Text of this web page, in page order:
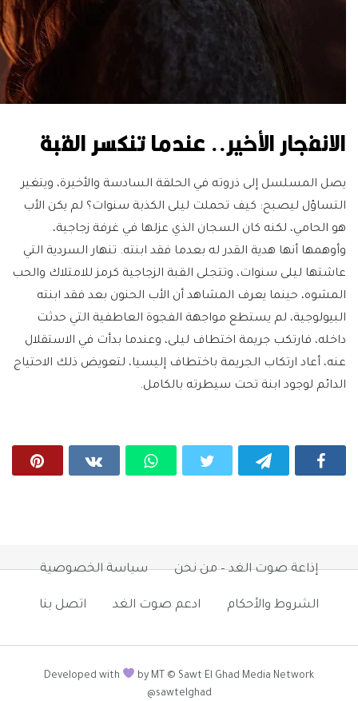
الانفجار الأخير.. عندما تنكسر القبة
يصل المسلسل إلى ذروته في الحلقة السادسة والأخيرة، ويتغير
التساؤل ليصبح: كيف تحملت ليلى الكذبة سنوات؟ لم يكن الأب
هو الحامي، لكنه كان السجان الذي عزلها في غرفة زجاجية،
وأوهمها أنها هدية القدر له بعدما فقد ابنته. تنهار السردية التي
عاشتها ليلى سنوات، وتتجلى القبة الزجاجية كرمز للامتلاك والحب
المشوه، حينما يعرف المشاهد أن الأب الحنون بعد فقد ابنته
البيولوجية، لم يستطع مواجهة الفجوة العاطفية التي حدثت
داخله، فارتكب جريمة اختطاف ليلى، وعندما بدأت في الاستقلال
عنه، أعاد ارتكاب الجريمة باختطاف إليسيا، لتعويض ذلك الاحتياج
الدائم لوجود ابنة تحت سيطرته بالكامل.
إذاعة صوت الغد – من نحن سياسة الخصوصية
الشروط والأحكام ادعم صوت الغد اتصل بنا
Developed with
by MT © Sawt El Ghad Media Network
@sawtelghad